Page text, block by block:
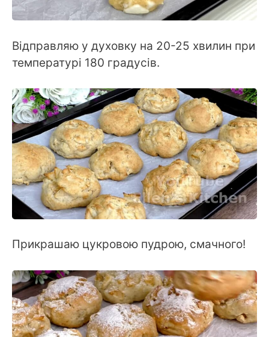
Відправляю у духовку на 20-25 хвилин при
температурі 180 градусів.
Прикрашаю цукровою пудрою, смачного!